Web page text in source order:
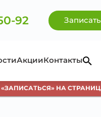
92
АкцииКонтакты
НА СТРАНИЦАХ